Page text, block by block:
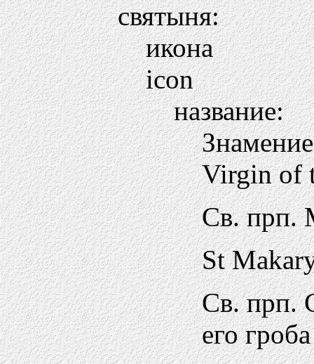
святыня:
икона
icon
название:
Знамение
Virgin of
Св. прп.
St
Св. прп.
его гроба